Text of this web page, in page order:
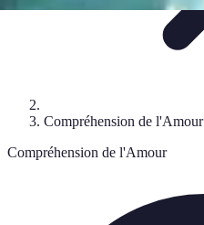
Compréhension de l'Amour
Compréhension de l'Amour